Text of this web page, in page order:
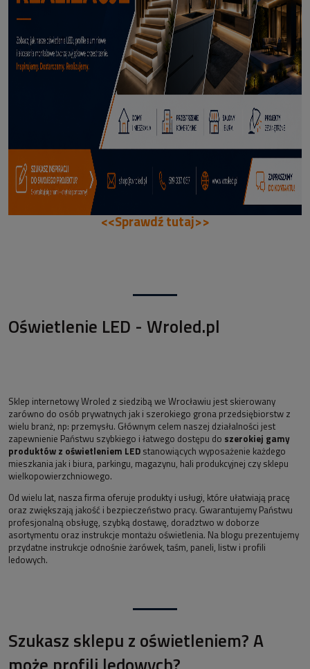
70,50 zł
DODAJ DO KOSZYKA
<<Sprawdź tutaj>>
Oświetlenie LED - Wroled.pl
Sklep internetowy Wroled z siedzibą we Wrocławiu jest skierowany
zarówno do osób prywatnych jak i szerokiego grona przedsiębiorstw z
wielu branż, np: przemysłu. Głównym celem naszej działalności jest
zapewnienie Państwu szybkiego i łatwego dostępu do szerokiej gamy
produktów z oświetleniem LED stanowiących wyposażenie każdego
mieszkania jak i biura, parkingu, magazynu, hali produkcyjnej czy sklepu
wielkopowierzchniowego.
Od wielu lat, nasza firma oferuje produkty i usługi, które ułatwiają pracę
oraz zwiększają jakość i bezpieczeństwo pracy. Gwarantujemy Państwu
profesjonalną obsługę, szybką dostawę, doradztwo w doborze
asortymentu oraz instrukcje montażu oświetlenia. Na blogu prezentujemy
przydatne instrukcje odnośnie żarówek, taśm, paneli, listw i profili
ledowych.
Szukasz sklepu z oświetleniem? A